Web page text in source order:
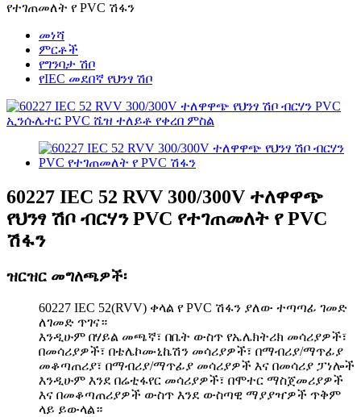
መነሻ
ምርቶች
የግንባታ ሽቦ
የIEC መደበኛ የህንፃ ሽቦ
60227 IEC 52 RVV 300/300V ተለዋዋጭ
የህንፃ ሽቦ ብርሃን PVC የተገጠመለት የ PVC
ሽፋን
ዝርዝር መግለጫዎች፡
60227 IEC 52(RVV) ቀላል የ PVC ሽፋን ያለው ተጣጣፊ ገመድ
ለገመድ ጥገና።
እንዲሁም በሃይል መጫኛ፣ በቤት ውስጥ የኤሌክትሪክ መሳሪያዎች፣
በመሳሪያዎች፣ በቴሌኮሙኒኬሽን መሳሪያዎች፣ በማብሪያ/ማጥፊያ
መቆጣጠሪያ፣ በማብሪያ/ማጥፊያ መሳሪያዎች እና በመሳሪያ ፓነሎች
እንዲሁም እንደ በሬቲፋየር መሳሪያዎች፣ በሞተር ማስጀመሪያዎች
እና በመቆጣጠሪያዎች ውስጥ እንደ ውስጣዊ ማያያዣዎች ጥቅም
ላይ ይውላል።